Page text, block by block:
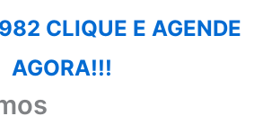
CLIQUE E AGENDE
AGORA!!!